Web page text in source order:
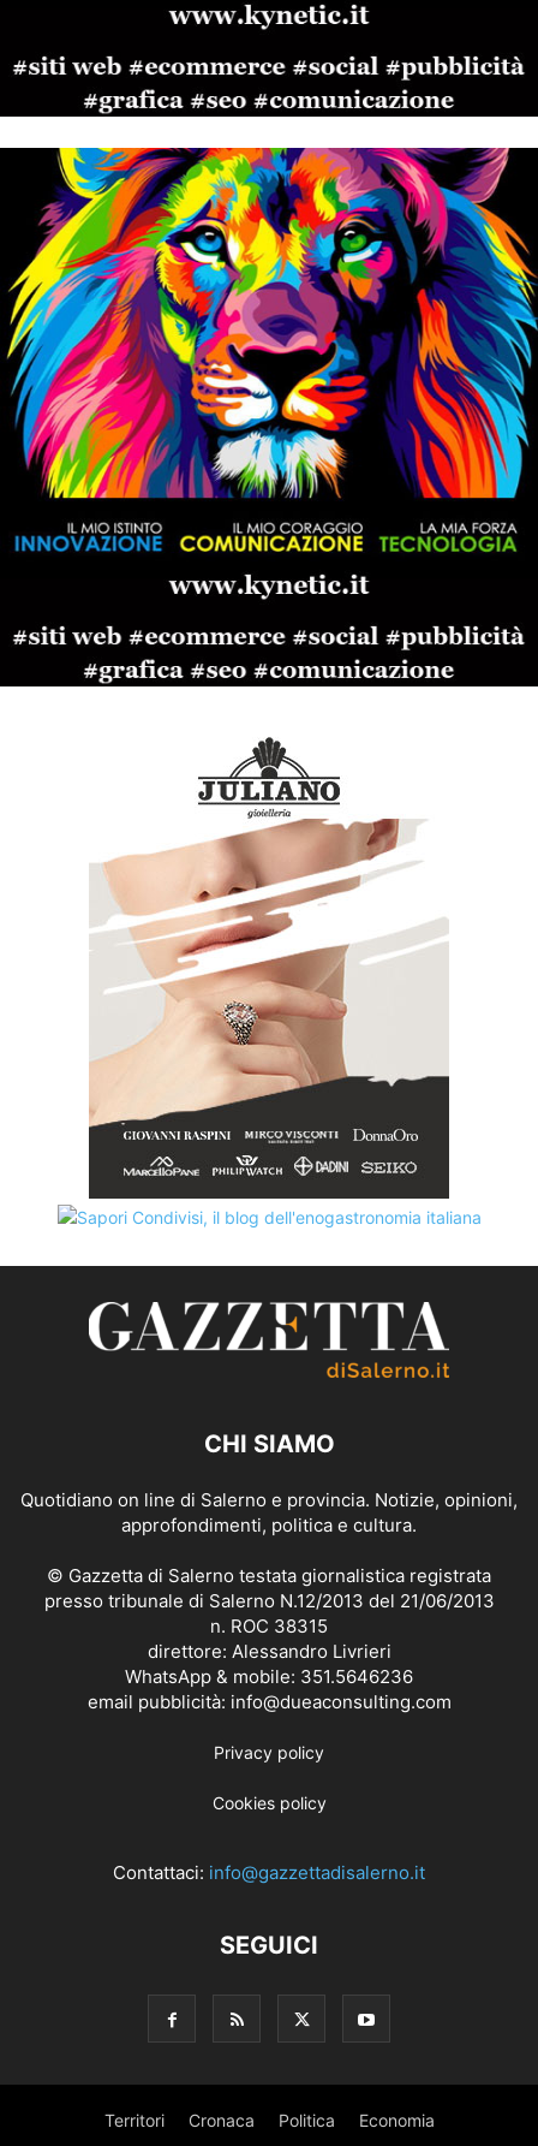
CHI SIAMO
Quotidiano on line di Salerno e provincia. Notizie, opinioni,
approfondimenti, politica e cultura.
© Gazzetta di Salerno testata giornalistica registrata
presso tribunale di Salerno N.12/2013 del 21/06/2013
n. ROC 38315
direttore: Alessandro Livrieri
WhatsApp & mobile: 351.5646236
email pubblicità: info@dueaconsulting.com
Privacy policy
Cookies policy
Contattaci: info@gazzettadisalerno.it
SEGUICI
Territori Cronaca Politica Economia